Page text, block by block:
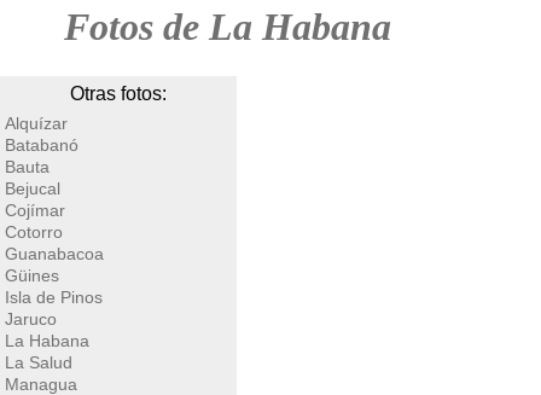
Fotos de La Habana
Otras fotos:
Alquízar
Batabanó
Bauta
Bejucal
Cojímar
Cotorro
Guanabacoa
Güines
Isla de Pinos
Jaruco
La Habana
La Salud
Managua